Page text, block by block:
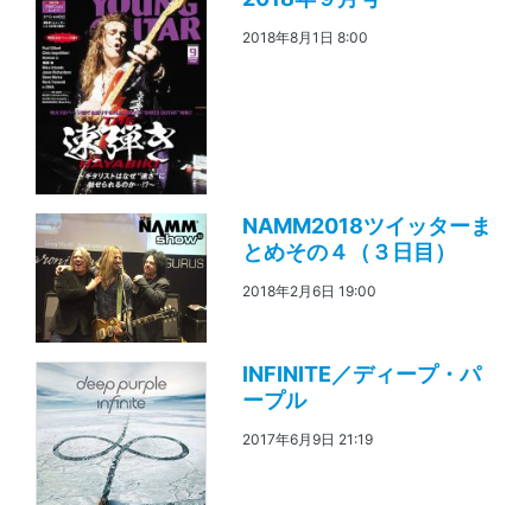
2018年8月1日 8:00
NAMM2018ツイッターま
とめその４（３日目）
2018年2月6日 19:00
INFINITE／ディープ・パ
ープル
2017年6月9日 21:19